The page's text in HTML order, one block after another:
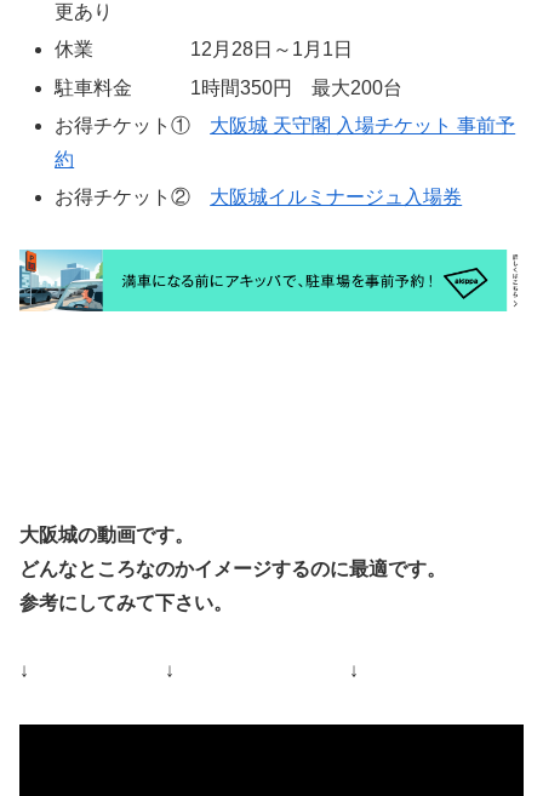
更あり
休業 12月28日～1月1日
駐車料金 1時間350円 最大200台
お得チケット① 大阪城 天守閣 入場チケット 事前予
約
お得チケット② 大阪城イルミナージュ入場券
大阪城の動画です。
どんなところなのかイメージするのに最適です。
参考にしてみて下さい。
↓ ↓ ↓